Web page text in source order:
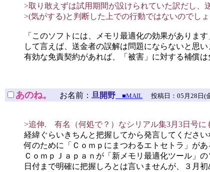
>取り敢えずは試用期間が設けられていた訳だし、
>(気がする)と判断した上での行動ではないのでしょ
「このソフトには、メモリ最適化の効果がありま
して言えば、送金者の誤解は問題にならないと思
有効な免責契約があれば、「被害」に対する補償
あのね。 お名前： 旦開野 ■MAIL 投稿日：05月28日(
>追伸. 有名（何処で？）なシリアル集3月3日号に
経緯ぐらいきちんと把握してから発言してください
何のために「Ｃｏｍｐにまつわるエトセトラ」が
ＣｏｍｐＪａｐａｎが「新メモリ最適化ツール」
日付まで明確に把握しろとは言いませんが、３月